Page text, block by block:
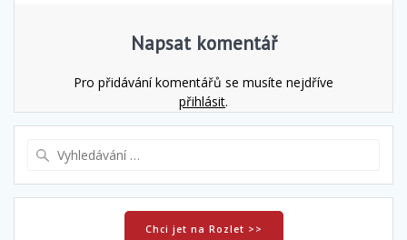
Napsat komentář
Pro přidávání komentářů se musíte nejdříve
přihlásit.
Chci jet na Rozlet >>